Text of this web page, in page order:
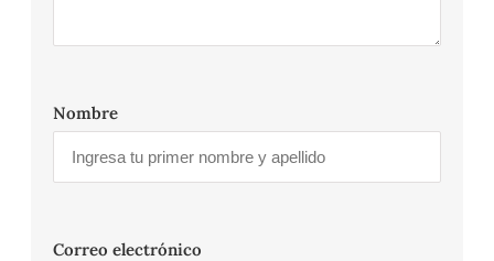
Nombre
Correo electrónico